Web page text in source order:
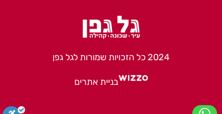
2024 כל הזכויות שמורות לגל גפן
בניית אתרים